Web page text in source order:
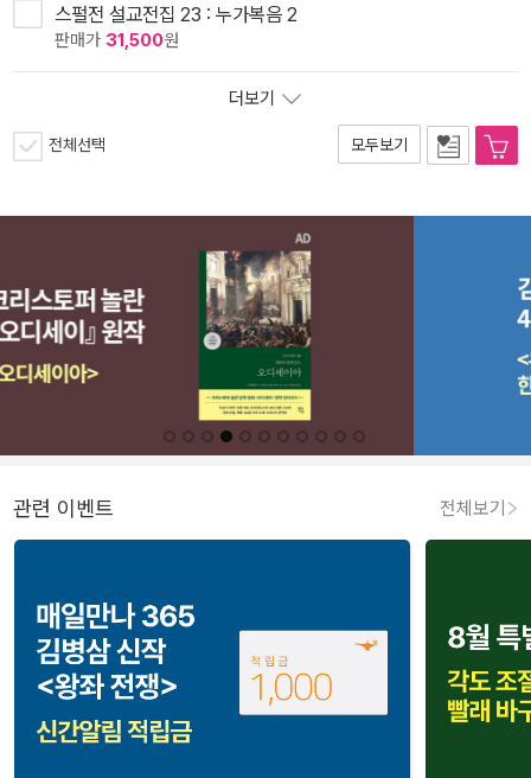
스펄전 설교전집 23 : 누가복음 2
판매가 31,500원
더보기
전체선택 모두보기
관련 이벤트 전체보기